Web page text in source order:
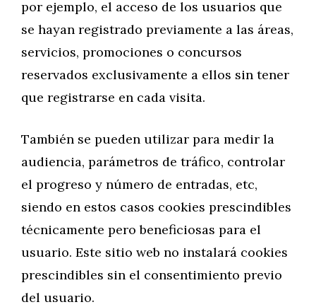
por ejemplo, el acceso de los usuarios que
se hayan registrado previamente a las áreas,
servicios, promociones o concursos
reservados exclusivamente a ellos sin tener
que registrarse en cada visita.
También se pueden utilizar para medir la
audiencia, parámetros de tráfico, controlar
el progreso y número de entradas, etc,
siendo en estos casos cookies prescindibles
técnicamente pero beneficiosas para el
usuario. Este sitio web no instalará cookies
prescindibles sin el consentimiento previo
del usuario.